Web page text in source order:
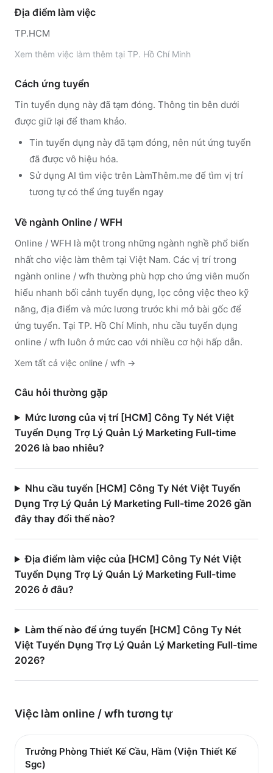
Địa điểm làm việc
TP.HCM
Xem thêm việc làm thêm tại TP. Hồ Chí Minh
Cách ứng tuyển
Tin tuyển dụng này đã tạm đóng. Thông tin bên dưới
được giữ lại để tham khảo.
Tin tuyển dụng này đã tạm đóng, nên nút ứng tuyển
đã được vô hiệu hóa.
Sử dụng AI tìm việc trên LàmThêm.me để tìm vị trí
tương tự có thể ứng tuyển ngay
Về ngành Online / WFH
Online / WFH là một trong những ngành nghề phổ biến
nhất cho việc làm thêm tại Việt Nam. Các vị trí trong
ngành online / wfh thường phù hợp cho ứng viên muốn
hiểu nhanh bối cảnh tuyển dụng, lọc công việc theo kỹ
năng, địa điểm và mức lương trước khi mở bài gốc để
ứng tuyển. Tại TP. Hồ Chí Minh, nhu cầu tuyển dụng
online / wfh luôn ở mức cao với nhiều cơ hội hấp dẫn.
Xem tất cả việc online / wfh →
Câu hỏi thường gặp
Mức lương của vị trí [HCM] Công Ty Nét Việt
Tuyển Dụng Trợ Lý Quản Lý Marketing Full-time
2026 là bao nhiêu?
Nhu cầu tuyển [HCM] Công Ty Nét Việt Tuyển
Dụng Trợ Lý Quản Lý Marketing Full-time 2026 gần
đây thay đổi thế nào?
Địa điểm làm việc của [HCM] Công Ty Nét Việt
Tuyển Dụng Trợ Lý Quản Lý Marketing Full-time
2026 ở đâu?
Làm thế nào để ứng tuyển [HCM] Công Ty Nét
Việt Tuyển Dụng Trợ Lý Quản Lý Marketing Full-time
2026?
Việc làm online / wfh tương tự
Trưởng Phòng Thiết Kế Cầu, Hầm (Viện Thiết Kế
Sgc)